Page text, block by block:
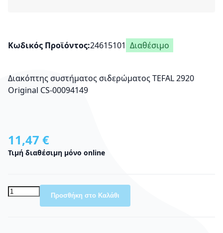
Κωδικός Προϊόντος 24615101 Διαθέσιμο
Διακόπτης συστήματος σιδερώματος TEFAL 2920
Οriginal CS-00094149
11,47 €
Τιμή διαθέσιμη μόνο online
Προσθήκη στο Καλάθι